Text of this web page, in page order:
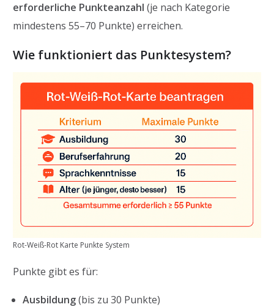
erforderliche Punkteanzahl (je nach Kategorie
mindestens 55–70 Punkte) erreichen.
Wie funktioniert das Punktesystem?
Rot-Weiß-Rot Karte Punkte System
Punkte gibt es für:
Ausbildung(bis zu 30 Punkte)